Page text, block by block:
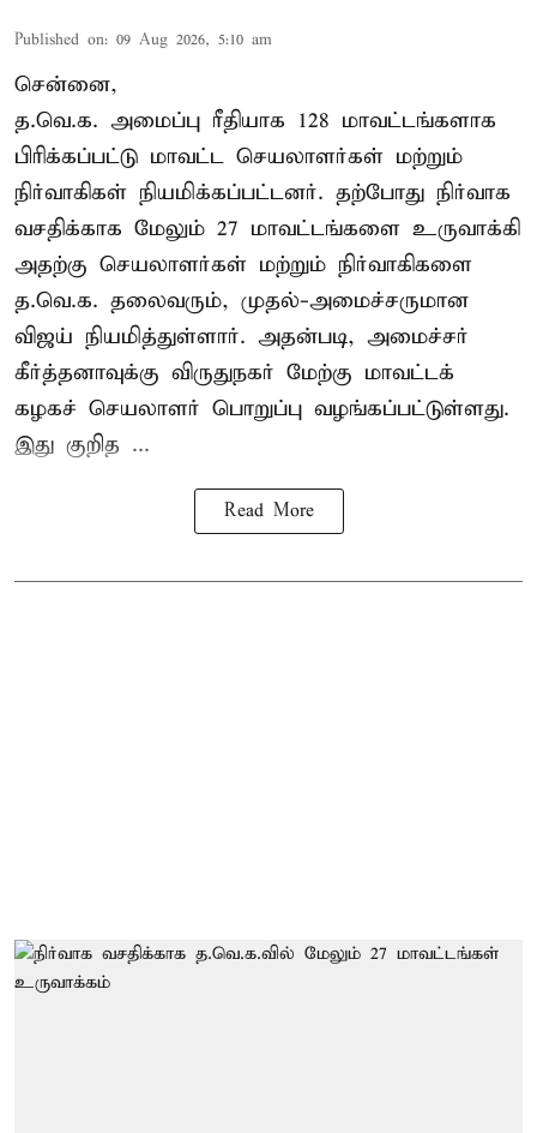
Published on: 09 Aug 2026, 5:10 am
சென்னை,
த.வெ.க. அமைப்பு ரீதியாக 128 மாவட்டங்களாக
பிரிக்கப்பட்டு மாவட்ட செயலாளர்கள் மற்றும்
நிர்வாகிகள் நியமிக்கப்பட்டனர். தற்போது நிர்வாக
வசதிக்காக மேலும் 27 மாவட்டங்களை உருவாக்கி
அதற்கு செயலாளர்கள் மற்றும் நிர்வாகிகளை
த.வெ.க. தலைவரும், முதல்-அமைச்சருமான
விஜய் நியமித்துள்ளார். அதன்படி, அமைச்சர்
கீர்த்தனாவுக்கு விருதுநகர் மேற்கு மாவட்டக்
கழகச் செயலாளர் பொறுப்பு வழங்கப்பட்டுள்ளது.
இது குறித ...
Read More